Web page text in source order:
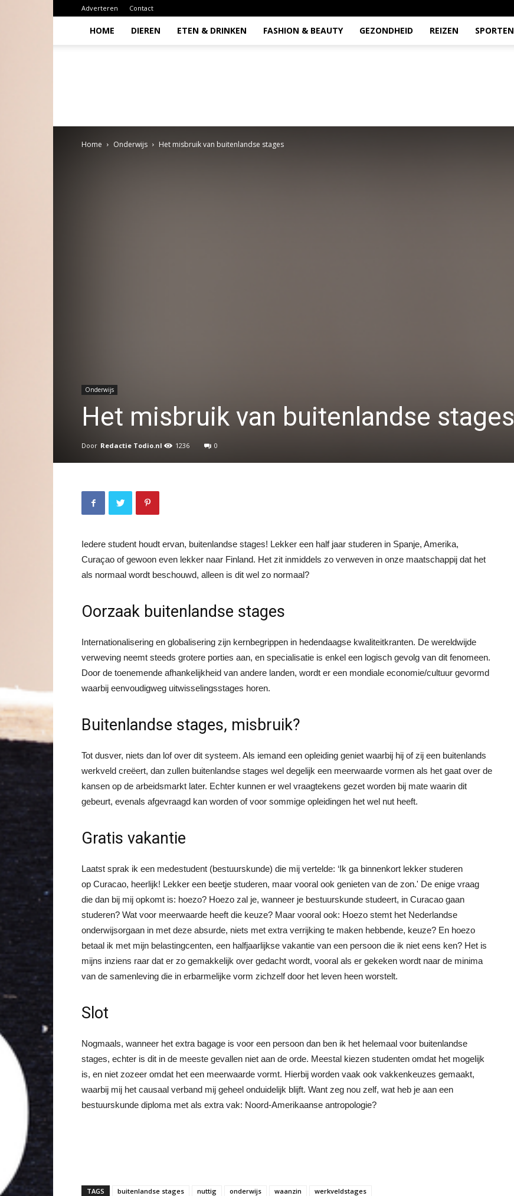
Adverteren Contact
HOME DIEREN ETEN & DRINKEN FASHION & BEAUTY GEZONDHEID REIZEN SPORTEN
Home Onderwijs Het misbruik van buitenlandse stages
Onderwijs
Het misbruik van buitenlandse stages
Door Redactie Todio.nl 1236 0
Iedere student houdt ervan, buitenlandse stages! Lekker een half jaar studeren in Spanje, Amerika,
Curaçao of gewoon even lekker naar Finland. Het zit inmiddels zo verweven in onze maatschappij dat het
als normaal wordt beschouwd, alleen is dit wel zo normaal?
Oorzaak buitenlandse stages
Internationalisering en globalisering zijn kernbegrippen in hedendaagse kwaliteitkranten. De wereldwijde
verweving neemt steeds grotere porties aan, en specialisatie is enkel een logisch gevolg van dit fenomeen.
Door de toenemende afhankelijkheid van andere landen, wordt er een mondiale economie/cultuur gevormd
waarbij eenvoudigweg uitwisselingsstages horen.
Buitenlandse stages, misbruik?
Tot dusver, niets dan lof over dit systeem. Als iemand een opleiding geniet waarbij hij of zij een buitenlands
werkveld creëert, dan zullen buitenlandse stages wel degelijk een meerwaarde vormen als het gaat over de
kansen op de arbeidsmarkt later. Echter kunnen er wel vraagtekens gezet worden bij mate waarin dit
gebeurt, evenals afgevraagd kan worden of voor sommige opleidingen het wel nut heeft.
Gratis vakantie
Laatst sprak ik een medestudent (bestuurskunde) die mij vertelde: ‘Ik ga binnenkort lekker studeren
op Curacao, heerlijk! Lekker een beetje studeren, maar vooral ook genieten van de zon.' De enige vraag
die dan bij mij opkomt is: hoezo? Hoezo zal je, wanneer je bestuurskunde studeert, in Curacao gaan
studeren? Wat voor meerwaarde heeft die keuze? Maar vooral ook: Hoezo stemt het Nederlandse
onderwijsorgaan in met deze absurde, niets met extra verrijking te maken hebbende, keuze? En hoezo
betaal ik met mijn belastingcenten, een halfjaarlijkse vakantie van een persoon die ik niet eens ken? Het is
mijns inziens raar dat er zo gemakkelijk over gedacht wordt, vooral als er gekeken wordt naar de minima
van de samenleving die in erbarmelijke vorm zichzelf door het leven heen worstelt.
Slot
Nogmaals, wanneer het extra bagage is voor een persoon dan ben ik het helemaal voor buitenlandse
stages, echter is dit in de meeste gevallen niet aan de orde. Meestal kiezen studenten omdat het mogelijk
is, en niet zozeer omdat het een meerwaarde vormt. Hierbij worden vaak ook vakkenkeuzes gemaakt,
waarbij mij het causaal verband mij geheel onduidelijk blijft. Want zeg nou zelf, wat heb je aan een
bestuurskunde diploma met als extra vak: Noord-Amerikaanse antropologie?
TAGS buitenlandse stages nuttig onderwijs waanzin werkveldstages